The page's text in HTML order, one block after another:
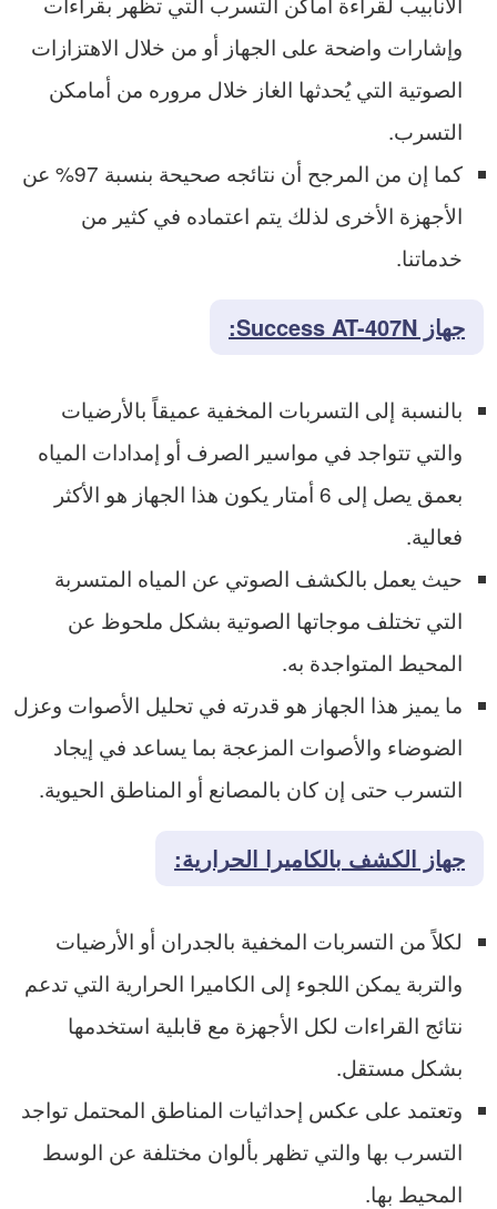
وإشارات واضحة على الجهاز أو من خلال الاهتزازات
الصوتية التي يُحدثها الغاز خلال مروره من أمامكن
التسرب.
كما إن من المرجح أن نتائجه صحيحة بنسبة 97% عن
الأجهزة الأخرى لذلك يتم اعتماده في كثير من
خدماتنا.
جهاز Success AT-407N
:
بالنسبة إلى التسربات المخفية عميقاً بالأرضيات
والتي تتواجد في مواسير الصرف أو إمدادات المياه
بعمق يصل إلى 6 أمتار يكون هذا الجهاز هو الأكثر
فعالية.
حيث يعمل بالكشف الصوتي عن المياه المتسربة
التي تختلف موجاتها الصوتية بشكل ملحوظ عن
المحيط المتواجدة به.
ما يميز هذا الجهاز هو قدرته في تحليل الأصوات وعزل
الضوضاء والأصوات المزعجة بما يساعد في إيجاد
التسرب حتى إن كان بالمصانع أو المناطق الحيوية.
جهاز الكشف بالكاميرا الحرارية:
لكلاً من التسربات المخفية بالجدران أو الأرضيات
والتربة يمكن اللجوء إلى الكاميرا الحرارية التي تدعم
نتائج القراءات لكل الأجهزة مع قابلية استخدمها
بشكل مستقل.
وتعتمد على عكس إحداثيات المناطق المحتمل تواجد
التسرب بها والتي تظهر بألوان مختلفة عن الوسط
المحيط بها.